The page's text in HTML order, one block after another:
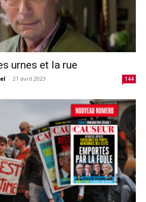
urnes et la rue
- 21 avril 2023 144